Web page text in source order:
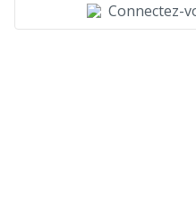
Connectez-